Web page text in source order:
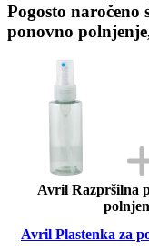
Pogosto naročeno
ponovno
Avril Razpršilna
Avril Plastenka za